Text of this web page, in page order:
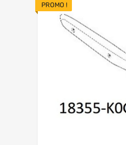
PROMO !